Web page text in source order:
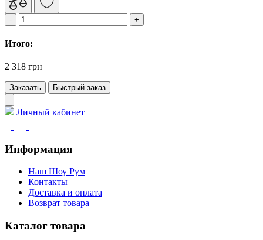
Итого:
2 318 грн
Заказать Быстрый заказ
Личный кабинет
Информация
Наш Шоу Рум
Контакты
Доставка и оплата
Возврат товара
Каталог товара